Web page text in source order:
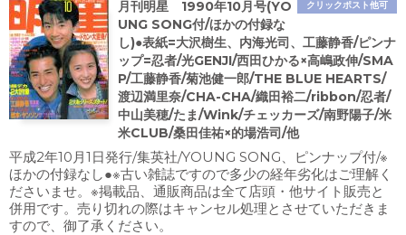
クリックポスト他可
月刊明星 1990年10月号(YO
UNG SONG付/ほかの付録な
し)●表紙=大沢樹生、内海光司、工藤静香/ピンナ
ップ=忍者/光GENJI/西田ひかる×高嶋政伸/SMA
P/工藤静香/菊池健一郎/THE BLUE HEARTS/
渡辺満里奈/CHA-CHA/織田裕二/ribbon/忍者/
中山美穂/たま/Wink/チェッカーズ/南野陽子/米
米CLUB/桑田佳祐×的場浩司/他
平成2年10月1日発行/集英社/YOUNG SONG、ピンナップ付/※
ほかの付録なし●※古い雑誌ですので多少の経年劣化はご理解く
ださいませ。※掲載品、通販商品は全て店頭・他サイト販売と
併用です。売り切れの際はキャンセル処理とさせていただきま
すので、御了承ください。